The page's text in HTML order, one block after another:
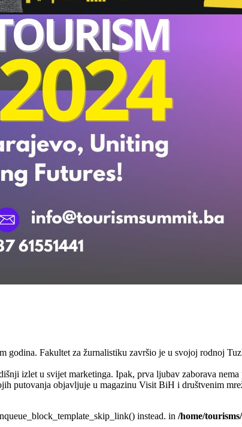
Fakultet za žurnalistiku završio je u svojoj rodnoj
izlet u svijet marketinga. Ipak, prva ljubav zaborava
putovanja objavljuje u magazinu Visit BiH i društvenim
instead. in /home/